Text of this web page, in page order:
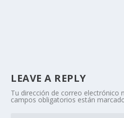
LEAVE A REPLY
Tu dirección de correo electrónico
campos obligatorios están